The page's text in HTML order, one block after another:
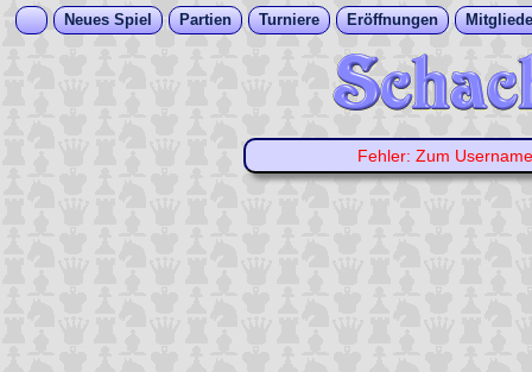
Neues Spiel Partien Turniere Eröffnungen
Fehler: Zum